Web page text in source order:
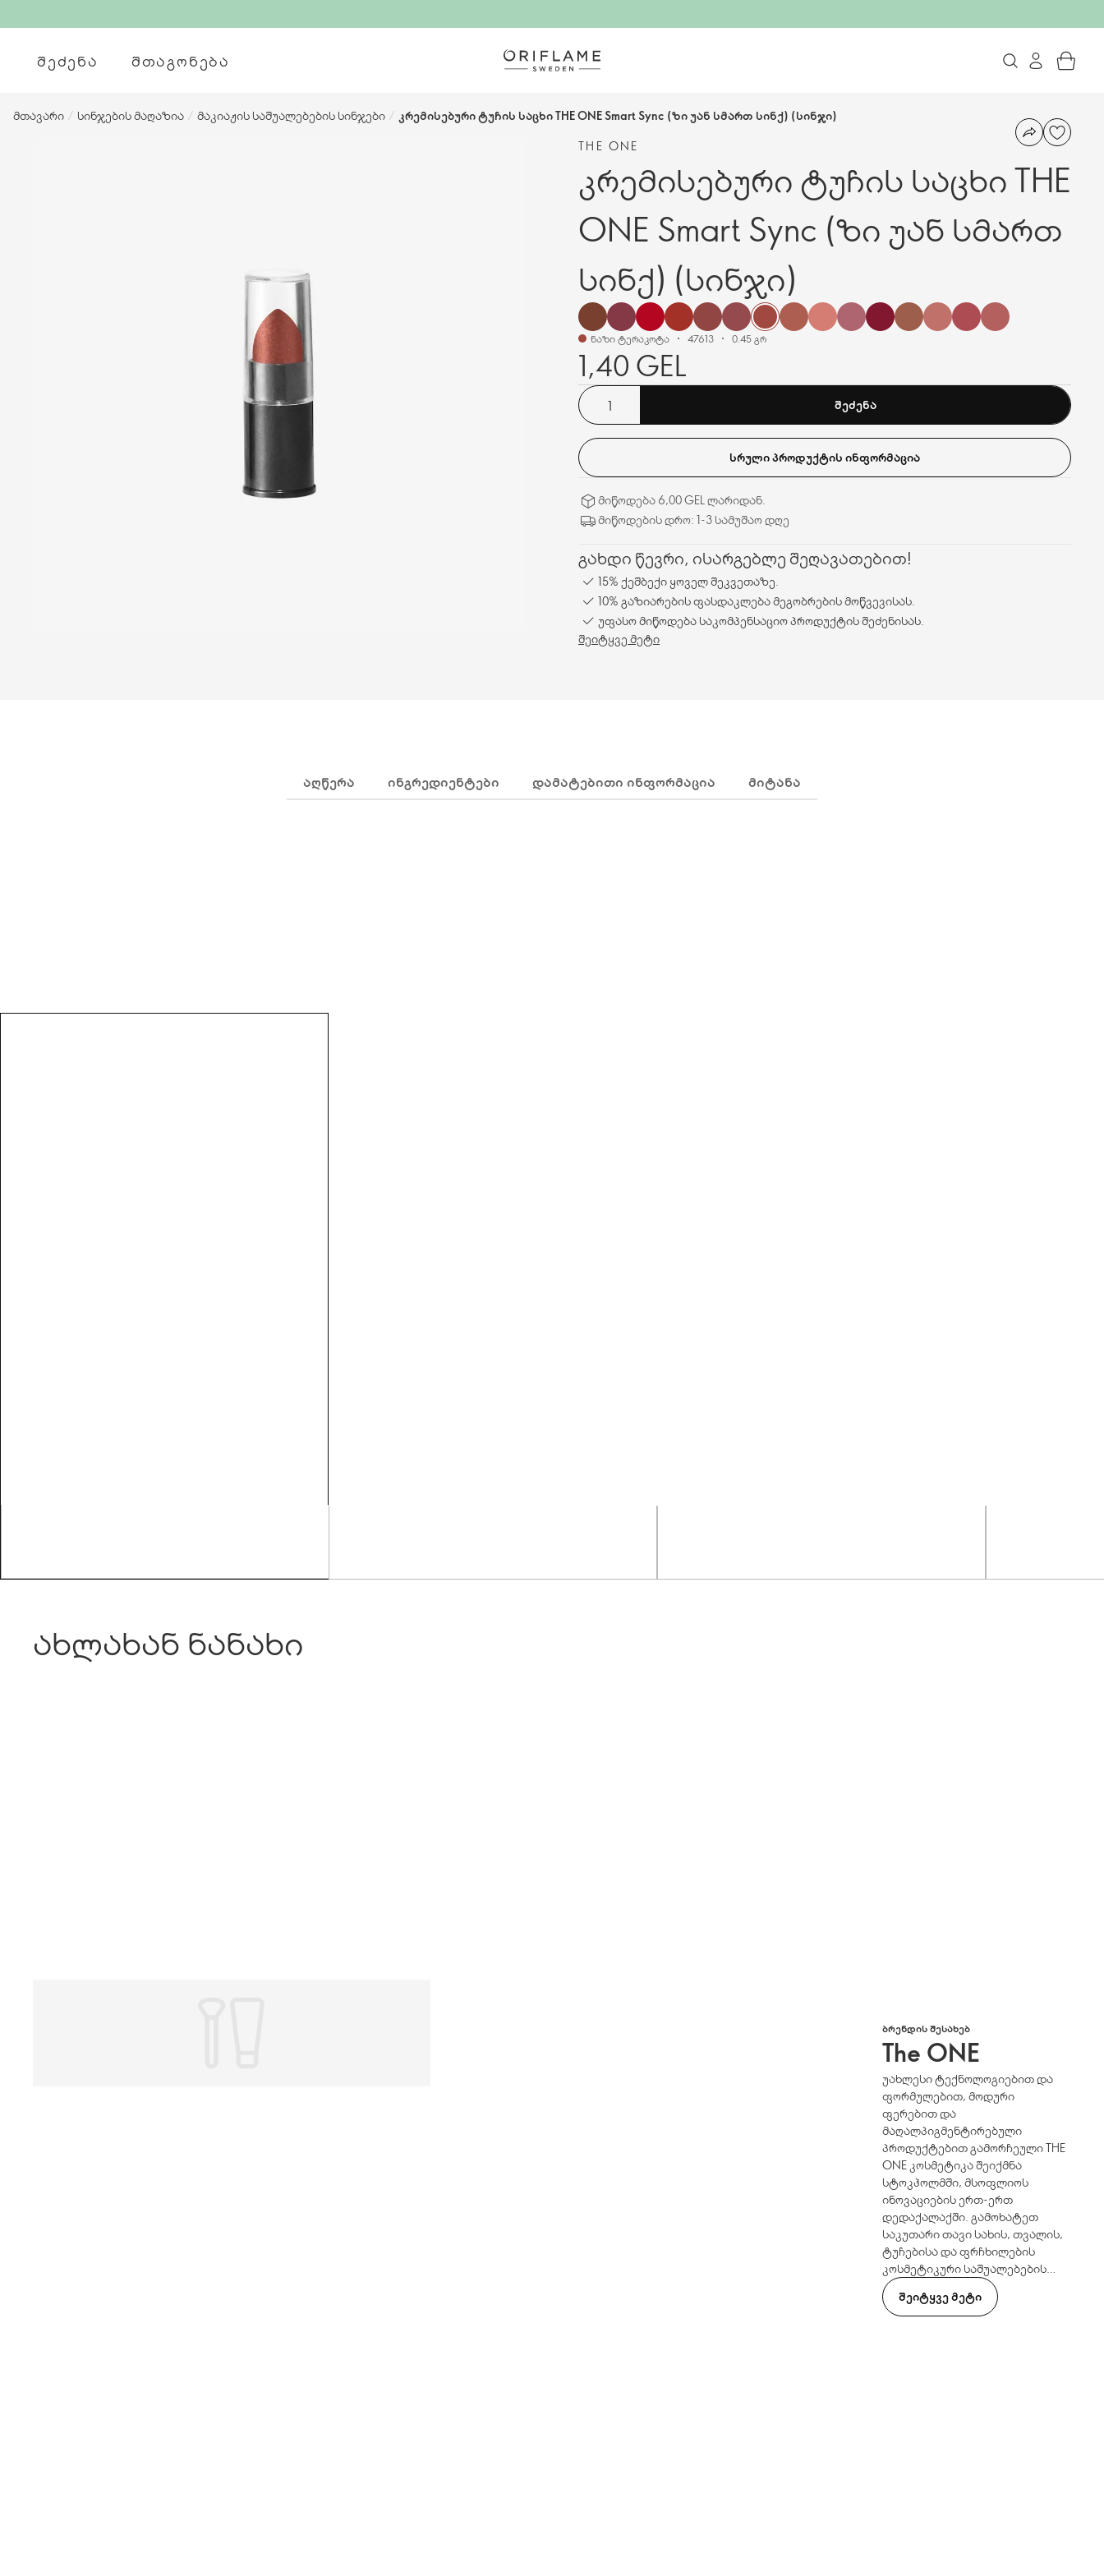
ᲨᲔᲫᲔᲜᲐ ᲨᲗᲐᲒᲝᲜᲔᲑᲐ
მთავარი / სინჯების მაღაზია / მაკიაჟის საშუალებების სინჯები / კრემისებური ტუჩის საცხი THE ONE Smart Sync (ზი უან სმართ სინქ) (სინჯი)
THE ONE
კრემისებური ტუჩის საცხი THE
ONE Smart Sync (ზი უან სმართ
სინქ) (სინჯი)
ნაზი ტერაკოტა 47613 0.45 გრ
1,40 GEL
ᲨᲔᲫᲔᲜᲐ
ᲡᲠᲣᲚᲘ ᲞᲠᲝᲓᲣᲥᲢᲘᲡ ᲘᲜᲤᲝᲠᲛᲐᲪᲘᲐ
მიწოდება 6,00 GEL ლარიდან.
მიწოდების დრო: 1-3 სამუშაო დღე
გახდი წევრი, ისარგებლე შეღავათებით!
15% ქეშბექი ყოველ შეკვეთაზე.
10% გაზიარების ფასდაკლება მეგობრების მოწვევისას.
უფასო მიწოდება საკომპენსაციო პროდუქტის შეძენისას.
შეიტყვე მეტი
ᲐᲦᲬᲔᲠᲐ ᲘᲜᲒᲠᲔᲓᲘᲔᲜᲢᲔᲑᲘ ᲓᲐᲛᲐᲢᲔᲑᲘᲗᲘ ᲘᲜᲤᲝᲠᲛᲐᲪᲘᲐ ᲛᲘᲢᲐᲜᲐ
ახლახან ნანახი
ᲑᲠᲔᲜᲓᲘᲡ ᲨᲔᲡᲐᲮᲔᲑ
The ONE
უახლესი ტექნოლოგიებით და
ფორმულებით, მოდური
ფერებით და
მაღალპიგმენტირებული
პროდუქტებით გამორჩეული THE
ONE კოსმეტიკა შეიქმნა
სტოკჰოლმში, მსოფლიოს
ინოვაციების ერთ-ერთ
დედაქალაქში. გამოხატეთ
საკუთარი თავი სახის, თვალის,
ტუჩებისა და ფრჩხილების
კოსმეტიკური საშუალებების
ფართო არჩევანით. სადაც
ელეგანტური ახალი ფერები
ხვდება ინოვაციურ ფორმატებს.
ᲨᲔᲘᲢᲧᲕᲔ ᲛᲔᲢᲘ